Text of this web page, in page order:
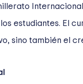
estudiantes. El
sino también el